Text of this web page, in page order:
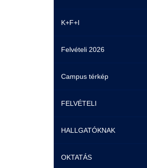
K+F+I
Felvételi 2026
Campus térkép
FELVÉTELI
Pontozási rendszer
Felvetteknek
HALLGATÓKNAK
Képzéseink
OKTATÁS